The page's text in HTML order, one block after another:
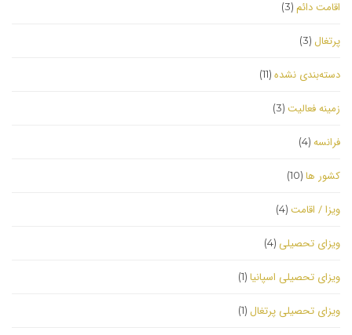
اقامت دائم (3)
پرتغال (3)
دسته‌بندی نشده (11)
زمینه فعالیت (3)
فرانسه (4)
کشور ها (10)
ویزا / اقامت (4)
ویزای تحصیلی (4)
ویزای تحصیلی اسپانیا (1)
ویزای تحصیلی پرتغال (1)